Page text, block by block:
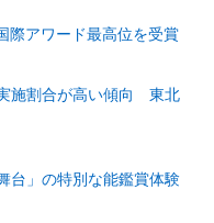
際アワード最高位を受賞
施割合が高い傾向 東北
台」の特別な能鑑賞体験